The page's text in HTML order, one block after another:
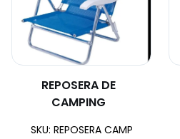
REPOSERA DE
CAMPING
SKU: REPOSERA CAMP